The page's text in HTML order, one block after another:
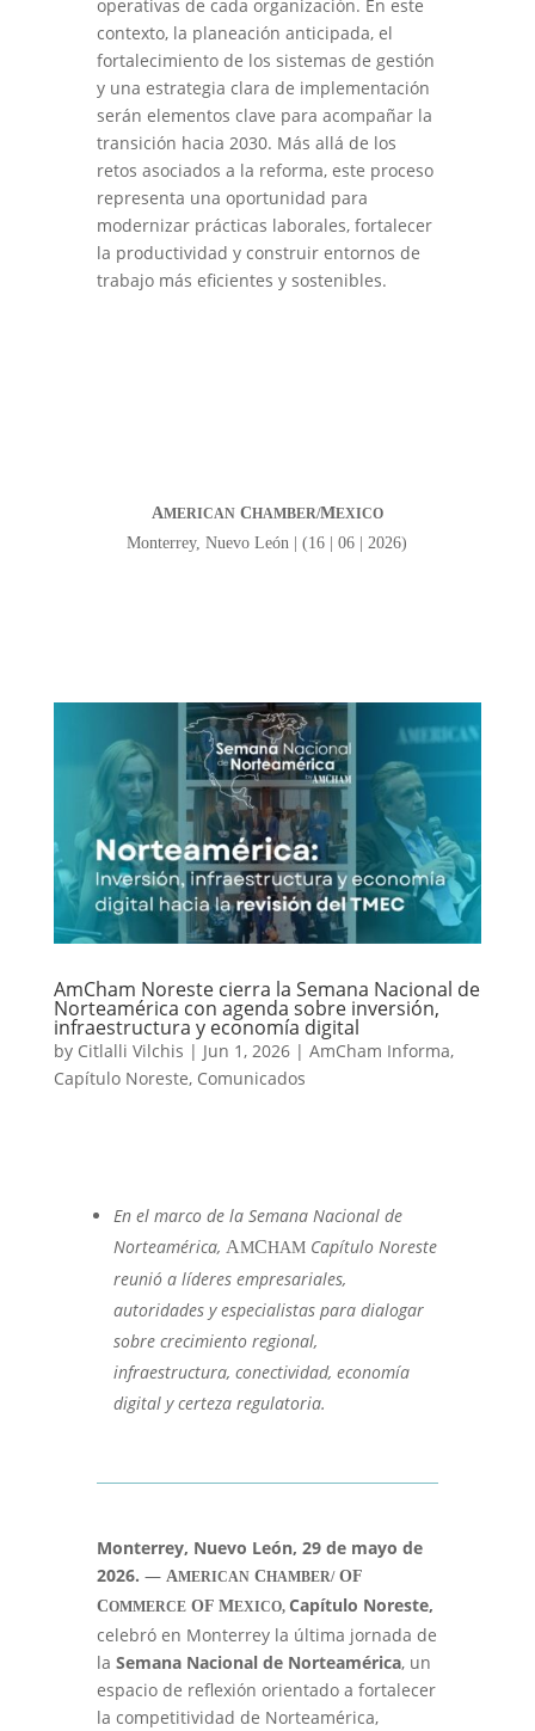
operativas de cada organización. En este
contexto, la planeación anticipada, el
fortalecimiento de los sistemas de gestión
y una estrategia clara de implementación
serán elementos clave para acompañar la
transición hacia 2030. Más allá de los
retos asociados a la reforma, este proceso
representa una oportunidad para
modernizar prácticas laborales, fortalecer
la productividad y construir entornos de
trabajo más eficientes y sostenibles.
AMERICANCHAMBER/MEXICO
Monterrey, Nuevo León | (16 | 06 | 2026)
AmCham Noreste cierra la Semana Nacional de
Norteamérica con agenda sobre inversión,
infraestructura y economía digital
by Citlalli Vilchis | Jun 1, 2026| AmCham Informa,
Capítulo Noreste, Comunicados
En el marco de la Semana Nacional de
Norteamérica, AMCHAMCapítulo Noreste
reunió a líderes empresariales,
autoridades y especialistas para dialogar
sobre crecimiento regional,
infraestructura, conectividad, economía
digital y certeza regulatoria.
Monterrey, Nuevo León, 29 de mayo de
2026. — AMERICANCHAMBER/OF
COMMERCEOF MEXICO, Capítulo Noreste,
celebró en Monterrey la última jornada de
la Semana Nacional de Norteamérica, un
espacio de reflexión orientado a fortalecer
la competitividad de Norteamérica,